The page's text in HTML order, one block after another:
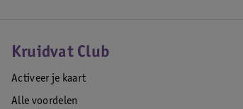
Kruidvat Club
Activeer je kaart
Alle voordelen